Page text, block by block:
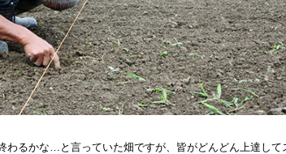
わるかな…と言っていた畑ですが、皆がどんどん上達して